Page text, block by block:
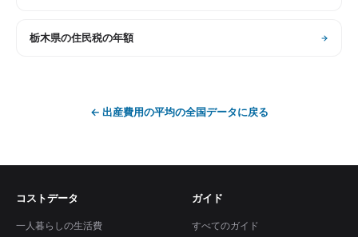
栃木県の住民税の年額
← 出産費用の平均の全国データに戻る
コストデータ
一人暮らしの生活費
ガイド
すべてのガイド